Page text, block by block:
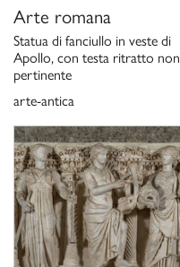
Arte romana
Statua di fanciullo in veste di
Apollo, con testa ritratto non
pertinente
arte-antica